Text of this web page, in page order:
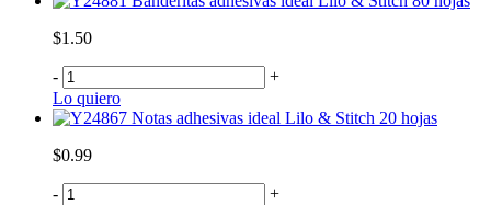
$1.50
-
+
Lo quiero
Notas adhesivas ideal Lilo & Stitch 20 hojas
$0.99
-
+